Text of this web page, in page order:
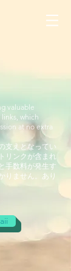
valuable
which
at no extra
支えとなってい
リンクが含まれ
手数料が発生す
りません。あり